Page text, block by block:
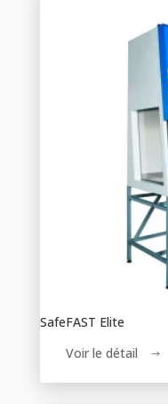
SafeFAST Elite
Voir le détail
$